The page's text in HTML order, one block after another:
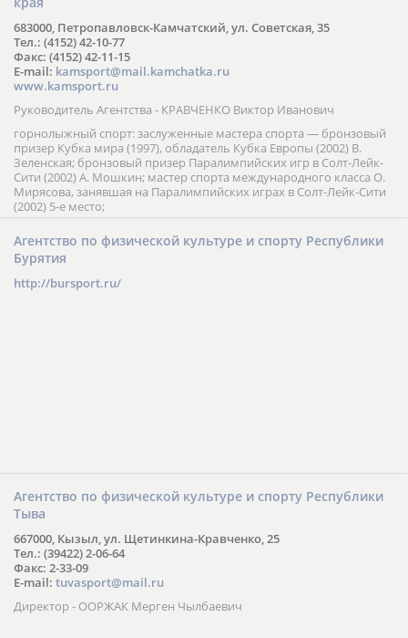
683000, Петропавловск-Камчатский, ул. Советская, 35
Тел.: (4152) 42-10-77
Факс: (4152) 42-11-15
E-mail: kamsport@mail.kamchatka.ru
www.kamsport.ru
Руководитель Агентства - КРАВЧЕНКО Виктор Иванович
горнолыжный спорт: заслуженные мастера спорта — бронзовый
призер Кубка мира (1997), обладатель Кубка Европы (2002) В.
Зеленская; бронзовый призер Паралимпийских игр в Солт-Лейк-
Сити (2002) А. Мошкин; мастер спорта международного класса О.
Мирясова, занявшая на Паралимпийских играх в Солт-Лейк-Сити
(2002) 5-е место;
Агентство по физической культуре и спорту Республики
Бурятия
http://bursport.ru/
Агентство по физической культуре и спорту Республики
Тыва
667000, Кызыл, ул. Щетинкина-Кравченко, 25
Тел.: (39422) 2-06-64
Факс: 2-33-09
E-mail: tuvasport@mail.ru
Директор - ООРЖАК Мерген Чылбаевич